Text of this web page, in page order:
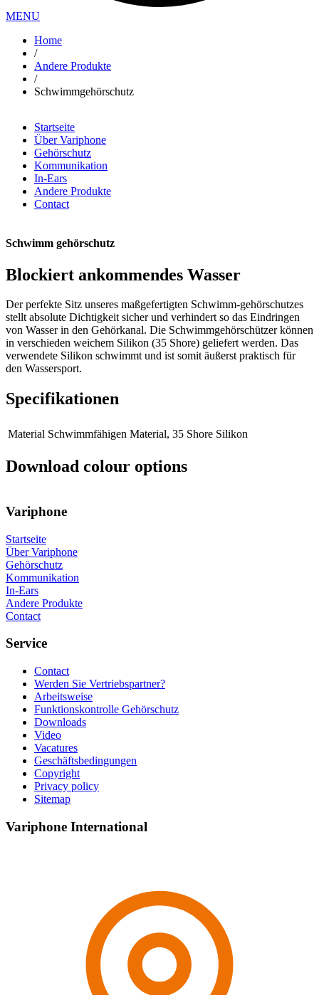
MENU
Breadcrumb
Home
/
Andere Produkte
/
Schwimmgehörschutz
Main
navigation
Startseite
Über Variphone
Gehörschutz
Kommunikation
In-Ears
Andere Produkte
Contact
Schwimm gehörschutz
Blockiert ankommendes Wasser
Der perfekte Sitz unseres maßgefertigten Schwimm-gehörschutzes
stellt absolute Dichtigkeit sicher und verhindert so das Eindringen
von Wasser in den Gehörkanal. Die Schwimmgehörschützer können
in verschieden weichem Silikon (35 Shore) geliefert werden. Das
verwendete Silikon schwimmt und ist somit äußerst praktisch für
den Wassersport.
Specifikationen
Material Schwimmfähigen Material, 35 Shore Silikon
Download colour options
Variphone
Hoofdnavigatie
Startseite
Über Variphone
Gehörschutz
Kommunikation
In-Ears
Andere Produkte
Contact
Service
Footer
Contact
Werden Sie Vertriebspartner?
Arbeitsweise
Funktionskontrolle Gehörschutz
Downloads
Video
Vacatures
Geschäftsbedingungen
Copyright
Privacy policy
Sitemap
Variphone International